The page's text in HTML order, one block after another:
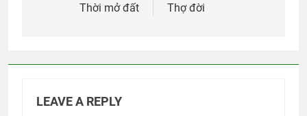
navigation
Thời mở đất
Thợ đời
LEAVE A REPLY